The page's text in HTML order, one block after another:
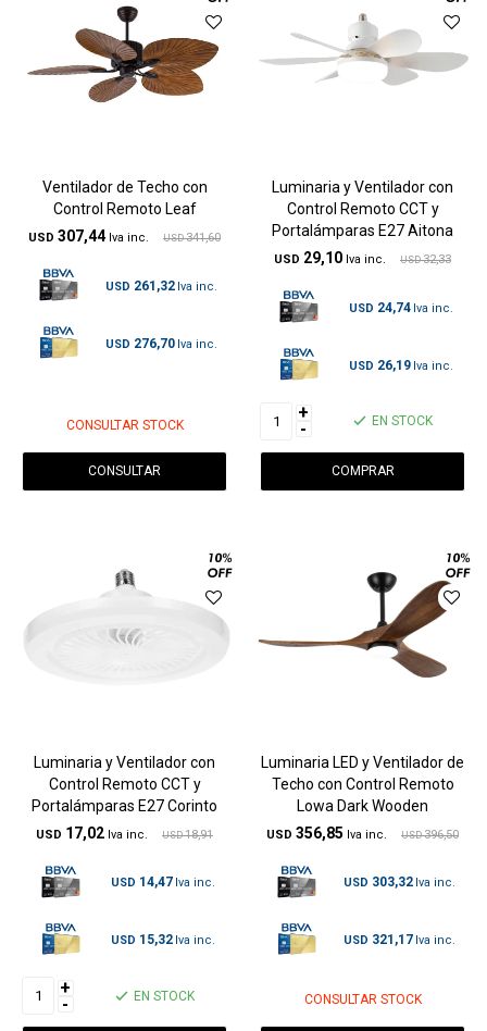
Ventilador de Techo con
Control Remoto Leaf
USD 307,44 USD 341,60
USD 261,32
USD 276,70
CONSULTAR STOCK
CONSULTAR
Luminaria y Ventilador con
Control Remoto CCT y
Portalámparas E27 Aitona
USD 29,10 USD 32,33
USD 24,74
USD 26,19
+
- EN STOCK
Luminaria y Ventilador con
Control Remoto CCT y
Portalámparas E27 Corinto
USD 17,02 USD 18,91
USD 14,47
USD 15,32
+
- EN STOCK
Luminaria LED y Ventilador de
Techo con Control Remoto
Lowa Dark Wooden
USD 356,85 USD 396,50
USD 303,32
USD 321,17
CONSULTAR STOCK